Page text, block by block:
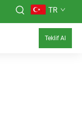
TR
Teklif Al